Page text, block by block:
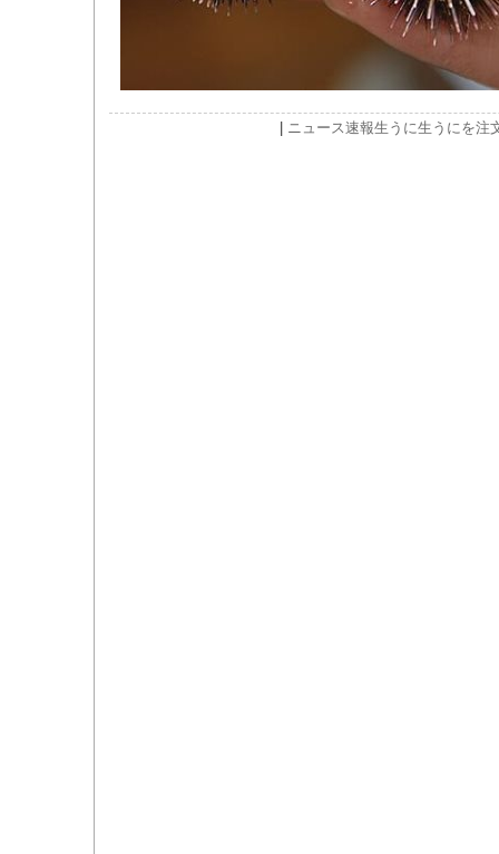
ニュース速報生うに生うにを注